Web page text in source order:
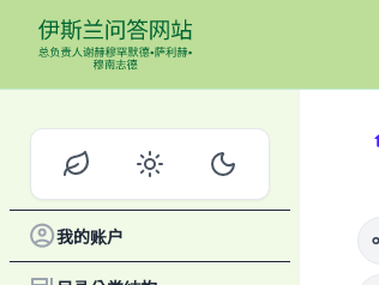
我的账户